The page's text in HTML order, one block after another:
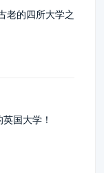
老的四所大学之
国大学！